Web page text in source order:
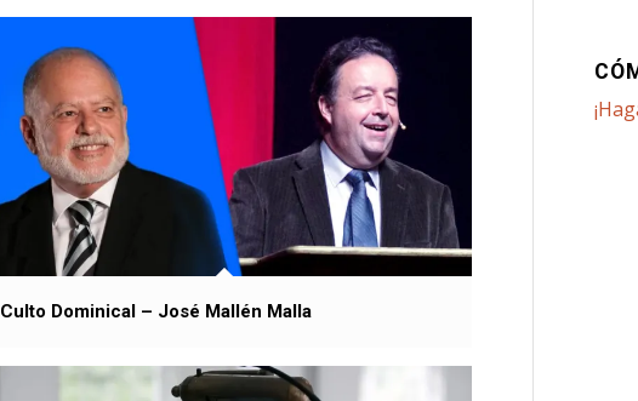
Culto Dominical – José Mallén Malla